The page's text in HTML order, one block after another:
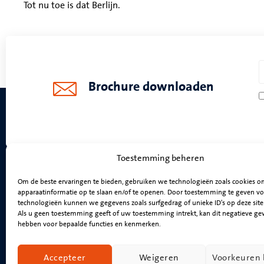
Toestemming beheren
Om de beste ervaringen te bieden, gebruiken we technologieën zoals cookies
apparaatinformatie op te slaan en/of te openen. Door toestemming te geven
technologieën kunnen we gegevens zoals surfgedrag of unieke ID's op deze
Als u geen toestemming geeft of uw toestemming intrekt, kan dit negatieve
hebben voor bepaalde functies en kenmerken.
Accepteer Weigeren Voorkeuren
Tot nu toe is dat Berlijn.
Brochure downloaden
Programma's
MBA op campus
Online MBA